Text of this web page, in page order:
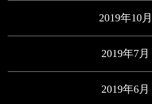
2019年10月
2019年7月
2019年6月